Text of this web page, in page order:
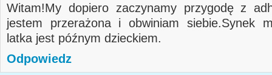
Witam!My dopiero zaczynamy przygodę z
jestem przerażona i obwiniam siebie.Synek
latka jest późnym dzieckiem.
Odpowiedz